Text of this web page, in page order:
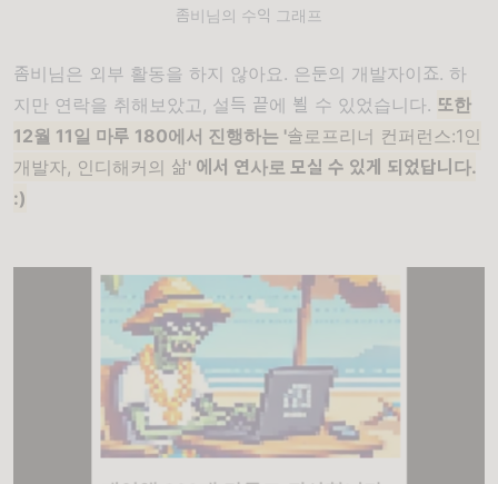
좀비님의 수익 그래프
좀비님은 외부 활동을 하지 않아요. 은둔의 개발자이죠. 하
지만 연락을 취해보았고, 설득 끝에 뵐 수 있었습니다. 또한
12월 11일 마루 180에서 진행하는 '솔로프리너 컨퍼런스:1인
개발자, 인디해커의 삶' 에서 연사로 모실 수 있게 되었답니다.
:)